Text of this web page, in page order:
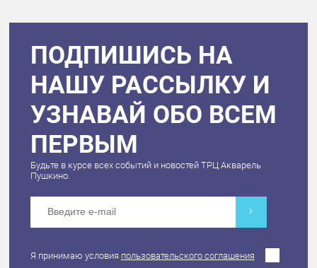
ПОДПИШИСЬ НА
НАШУ РАССЫЛКУ И
УЗНАВАЙ ОБО ВСЕМ
ПЕРВЫМ
Будьте в курсе всех событий и новостей ТРЦ Акварель
Пушкино.
Я принимаю условия пользовательского соглашения